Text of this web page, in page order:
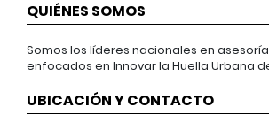
QUIÉNES SOMOS
Somos los líderes nacionales en
enfocados en Innovar la Huella Urbana
UBICACIÓN Y CONTACTO